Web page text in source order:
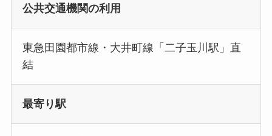
公共交通機関の利用
東急田園都市線・大井町線「二子玉川駅」直
結
最寄り駅